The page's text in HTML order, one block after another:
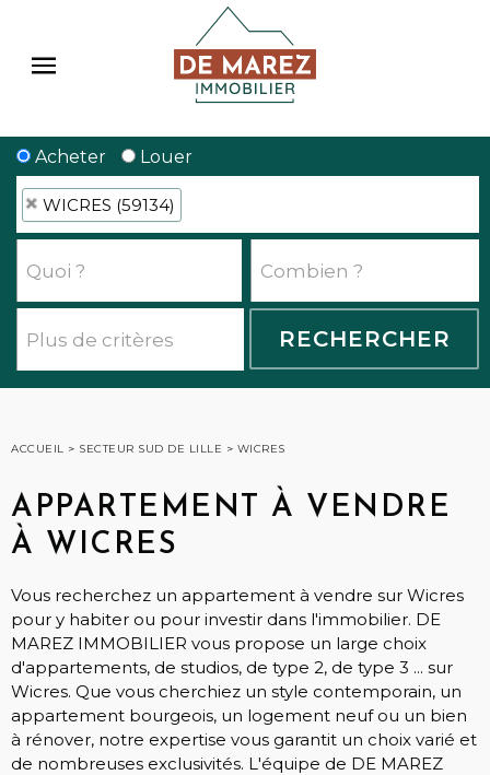
Acheter Louer
WICRES (59134)
ACCUEIL > SECTEUR SUD DE LILLE > WICRES
APPARTEMENT À VENDRE
À WICRES
Vous recherchez un appartement à vendre sur Wicres
pour y habiter ou pour investir dans l'immobilier. DE
MAREZ IMMOBILIER vous propose un large choix
d'appartements, de studios, de type 2, de type 3 ... sur
Wicres. Que vous cherchiez un style contemporain, un
appartement bourgeois, un logement neuf ou un bien
à rénover, notre expertise vous garantit un choix varié et
de nombreuses exclusivités. L'équipe de DE MAREZ